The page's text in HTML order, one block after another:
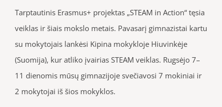
Tarptautinis Erasmus+ projektas „STEAM in Action“ tęsia
veiklas ir šiais mokslo metais. Pavasarį gimnazistai kartu
su mokytojais lankėsi Kipina mokykloje Hiuvinkėje
(Suomija), kur atliko įvairias STEAM veiklas. Rugsėjo 7–
11 dienomis mūsų gimnazijoje svečiavosi 7 mokiniai ir
2 mokytojai iš šios mokyklos.